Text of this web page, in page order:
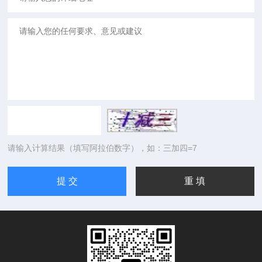
请输入计算结果（填写阿拉伯数字），如：三加四=7